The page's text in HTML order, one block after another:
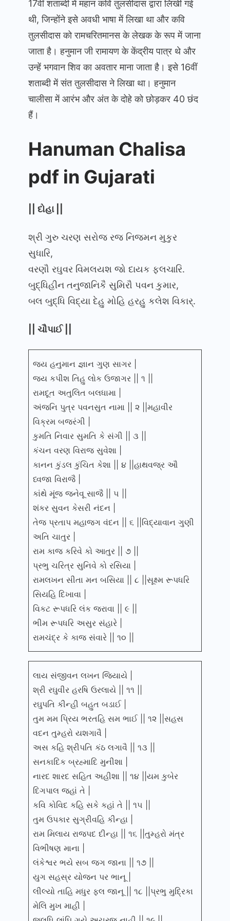
17वीं शताब्दी में महान कवि तुलसीदास द्वारा लिखी गई
थी, जिन्होंने इसे अवधी भाषा में लिखा था और कवि
तुलसीदास को रामचरितमानस के लेखक के रूप में जाना
जाता है। हनुमान जी रामायण के केंद्रीय पात्र थे और
उन्हें भगवान शिव का अवतार माना जाता है। इसे 16वीं
शताब्दी में संत तुलसीदास ने लिखा था। हनुमान
चालीसा में आरंभ और अंत के दोहे को छोड़कर 40 छंद
हैं।
Hanuman Chalisa
pdf in Gujarati
|| દોહા ||
શ્રી ગુરુ ચરણ સરોજ રજ નિજમન મુકુર
સુધારિ,
વરણૌ રઘુવર વિમલયશ જો દાયક ફલચારિ.
બુદ્ધિહીન તનુજાનિકૈ સુમિરૌ પવન કુમાર,
બલ બુદ્ધિ વિદ્યા દેહુ મોહિ હરહુ કલેશ વિકાર્.
|| ચૌપાઈ ||
જય હનુમાન જ્ઞાન ગુણ સાગર |
જય કપીશ તિહુ લોક ઉજાગર || ૧ ||
રામદૂત અતુલિત બલધામા |
અંજનિ પુત્ર પવનસુત નામા || ૨ ||મહાવીર
વિક્રમ બજરંગી |
કુમતિ નિવાર સુમતિ કે સંગી || ૩ ||
કંચન વરણ વિરાજ સુવેશા |
કાનન કુંડલ કુંચિત કેશા || ૪ ||હાથવજ્ર ઔ
ધ્વજા વિરાજૈ |
કાંથે મૂંજ જનેવૂ સાજૈ || ૫ ||
શંકર સુવન કેસરી નંદન |
તેજ પ્રતાપ મહાજગ વંદન || ૬ ||વિદ્યાવાન ગુણી
અતિ ચાતુર |
રામ કાજ કરિવે કો આતુર || ૭ ||
પ્રભુ ચરિત્ર સુનિવે કો રસિયા |
રામલખન સીતા મન બસિયા || ૮ ||સૂક્ષ્મ રૂપધરિ
સિયહિ દિખાવા |
વિકટ રૂપધરિ લંક જરાવા || ૯ ||
ભીમ રૂપધરિ અસુર સંહારે |
રામચંદ્ર કે કાજ સંવારે || ૧૦ ||
લાય સંજીવન લખન જિયાયે |
શ્રી રઘુવીર હરષિ ઉરલાયે || ૧૧ ||
રઘુપતિ કીન્હી બહુત બડાઈ |
તુમ મમ પ્રિય ભરતહિ સમ ભાઈ || ૧૨ ||સહસ
વદન તુમ્હરો યશગાવૈ |
અસ કહિ શ્રીપતિ કંઠ લગાવૈ || ૧૩ ||
સનકાદિક બ્રહ્માદિ મુનીશા |
નારદ શારદ સહિત અહીશા || ૧૪ ||યમ કુબેર
દિગપાલ જહાં તે |
કવિ કોવિદ કહિ સકે કહાં તે || ૧૫ ||
તુમ ઉપકાર સુગ્રીવહિ કીન્હા |
રામ મિલાય રાજપદ દીન્હા || ૧૬ ||તુમ્હરો મંત્ર
વિભીષણ માના |
લંકેશ્વર ભયે સબ જગ જાના || ૧૭ ||
યુગ સહસ્ર યોજન પર ભાનૂ |
લીલ્યો તાહિ મધુર ફલ જાનૂ || ૧૮ ||પ્રભુ મુદ્રિકા
મેલિ મુખ માહી |